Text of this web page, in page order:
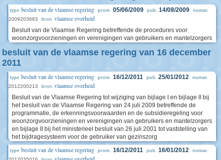
type besluit van de vlaamse regering prom. 05/06/2009 pub. 14/08/2009 numac
2009203683 bron vlaamse overheid
Besluit van de Vlaamse Regering betreffende de procedures voor
woonzorgvoorzieningen en verenigingen van gebruikers en mantelzorgers
besluit van de vlaamse regering van 16 december
2011
type besluit van de vlaamse regering prom. 16/12/2011 pub. 25/01/2012 numac
2012200213 bron vlaamse overheid
Besluit van de Vlaamse Regering tot wijziging van bijlage I en bijlage II bij
het besluit van de Vlaamse Regering van 24 juli 2009 betreffende de
programmatie, de erkenningsvoorwaarden en de subsidieregeling voor
woonzorgvoorzieningen en verenigingen van gebruikers en mantelzorgers
en bijlage II bij het ministerieel besluit van 26 juli 2001 tot vaststelling van
het bijdragesysteem voor de gebruiker van gezinszorg
type besluit van de vlaamse regering prom. 16/12/2011 pub. 16/01/2012 numac